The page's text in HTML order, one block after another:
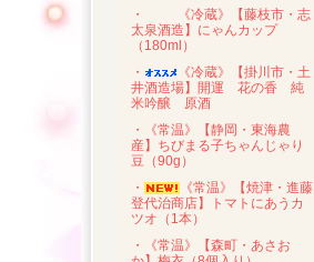
・
《冷蔵》【藤枝市・志
太泉酒造】にゃんカップ
（180ml）
・
《冷蔵》【掛川市・土
井酒造場】開運 花の香 純
米吟醸 原酒
・《常温》【静岡・東海農
産】ちびまる子ちゃんじゃり
豆（90g）
・
《常温》【焼津・進藤
登代治商店】トマトにあうカ
ツオ（1本）
・《常温》【森町・あさお